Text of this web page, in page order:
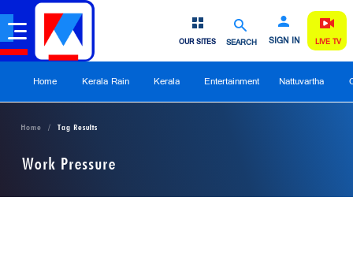
SEARCH SIGN IN
OUR SITES LIVE TV
Home Kerala Rain Kerala Entertainment Nattuvartha
Home Tag Results
Work Pressure